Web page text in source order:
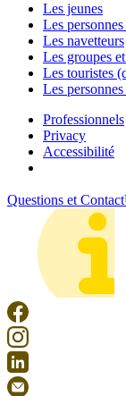
Les jeunes
Les
Les navetteurs
Les groupes
Les touristes
Les
Professionnels
Privacy
Accessibilité
Questions et Contact